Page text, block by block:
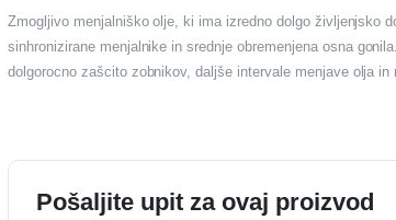
Zmogljivo menjalniško olje, ki ima izredno dolgo življenjsko
sinhronizirane menjalnike in srednje obremenjena osna
dolgorocno zašcito zobnikov, daljše intervale menjave olja in
Pošaljite upit za ovaj proizvod